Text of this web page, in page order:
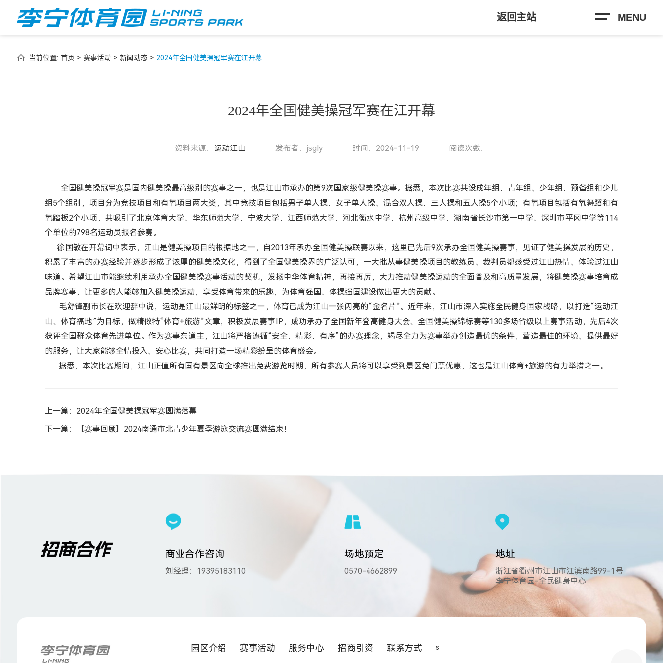
返回主站 MENU
当前位置: 首页 > 赛事活动 > 新闻动态 > 2024年全国健美操冠军赛在江开幕
2024年全国健美操冠军赛在江开幕
资料来源： 运动江山 发布者：jsgly 时间：2024-11-19 阅读次数：
全国健美操冠军赛是国内健美操最高级别的赛事之一，也是江山市承办的第9次国家级健美操赛事。据悉，本次比赛共设成年组、青年组、少年组、预备组和少儿
组5个组别，项目分为竞技项目和有氧项目两大类，其中竞技项目包括男子单人操、女子单人操、混合双人操、三人操和五人操5个小项；有氧项目包括有氧舞蹈和有
氧踏板2个小项，共吸引了北京体育大学、华东师范大学、宁波大学、江西师范大学、河北衡水中学、杭州高级中学、湖南省长沙市第一中学、深圳市平冈中学等114
个单位的798名运动员报名参赛。
徐国敏在开幕词中表示，江山是健美操项目的根据地之一，自2013年承办全国健美操联赛以来，这里已先后9次承办全国健美操赛事，见证了健美操发展的历史，
积累了丰富的办赛经验并逐步形成了浓厚的健美操文化，得到了全国健美操界的广泛认可，一大批从事健美操项目的教练员、裁判员都感受过江山热情、体验过江山
味道。希望江山市能继续利用承办全国健美操赛事活动的契机，发扬中华体育精神，再接再厉，大力推动健美操运动的全面普及和高质量发展，将健美操赛事培育成
品牌赛事，让更多的人能够加入健美操运动，享受体育带来的乐趣，为体育强国、体操强国建设做出更大的贡献。
毛舒锋副市长在欢迎辞中说，运动是江山最鲜明的标签之一，体育已成为江山一张闪亮的“金名片”。近年来，江山市深入实施全民健身国家战略，以打造“运动江
山、体育福地”为目标，做精做特“体育+旅游”文章，积极发展赛事IP，成功承办了全国新年登高健身大会、全国健美操锦标赛等130多场省级以上赛事活动，先后4次
获评全国群众体育先进单位。作为赛事东道主，江山将严格遵循“安全、精彩、有序”的办赛理念，竭尽全力为赛事举办创造最优的条件、营造最佳的环境、提供最好
的服务，让大家能够全情投入、安心比赛，共同打造一场精彩纷呈的体育盛会。
据悉，本次比赛期间，江山正值所有国有景区向全球推出免费游览时期，所有参赛人员将可以享受到景区免门票优惠，这也是江山体育+旅游的有力举措之一。
上一篇：2024年全国健美操冠军赛圆满落幕
下一篇：【赛事回顾】2024南通市北青少年夏季游泳交流赛圆满结束！
招商合作 商业合作咨询
刘经理：19395183110
场地预定
0570-4662899
地址
浙江省衢州市江山市江滨南路99-1号
李宁体育园-全民健身中心
园区介绍 赛事活动 服务中心 招商引资 联系方式 s